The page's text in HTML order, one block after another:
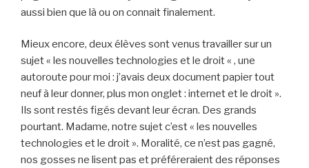
aussi bien que là ou on connait finalement.
Mieux encore, deux élèves sont venus travailler sur un
sujet « les nouvelles technologies et le droit « , une
autoroute pour moi : j’avais deux document papier tout
neuf à leur donner, plus mon onglet : internet et le droit ».
Ils sont restés figés devant leur écran. Des grands
pourtant. Madame, notre sujet c’est « les nouvelles
technologies et le droit ». Moralité, ce n’est pas gagné,
nos gosses ne lisent pas et préféreraient des réponses